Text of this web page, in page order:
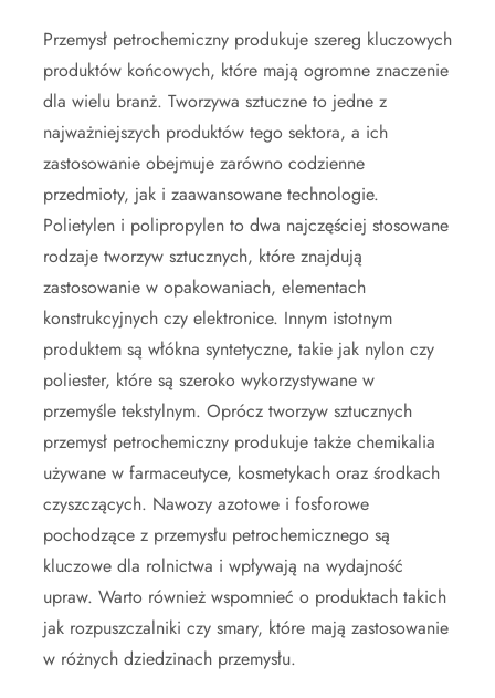
Przemysł petrochemiczny produkuje szereg kluczowych
produktów końcowych, które mają ogromne znaczenie
dla wielu branż. Tworzywa sztuczne to jedne z
najważniejszych produktów tego sektora, a ich
zastosowanie obejmuje zarówno codzienne
przedmioty, jak i zaawansowane technologie.
Polietylen i polipropylen to dwa najczęściej stosowane
rodzaje tworzyw sztucznych, które znajdują
zastosowanie w opakowaniach, elementach
konstrukcyjnych czy elektronice. Innym istotnym
produktem są włókna syntetyczne, takie jak nylon czy
poliester, które są szeroko wykorzystywane w
przemyśle tekstylnym. Oprócz tworzyw sztucznych
przemysł petrochemiczny produkuje także chemikalia
używane w farmaceutyce, kosmetykach oraz środkach
czyszczących. Nawozy azotowe i fosforowe
pochodzące z przemysłu petrochemicznego są
kluczowe dla rolnictwa i wpływają na wydajność
upraw. Warto również wspomnieć o produktach takich
jak rozpuszczalniki czy smary, które mają zastosowanie
w różnych dziedzinach przemysłu.